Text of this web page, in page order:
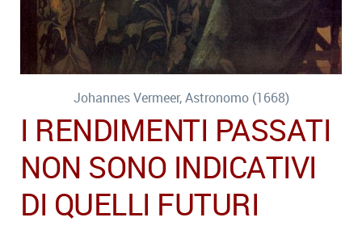
Johannes Vermeer, Astronomo (1668)
I RENDIMENTI PASSATI
NON SONO INDICATIVI
DI QUELLI FUTURI